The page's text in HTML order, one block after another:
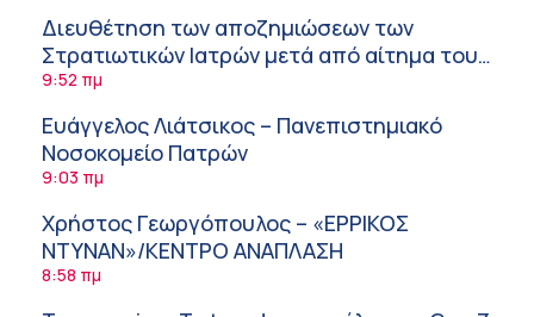
Διευθέτηση των αποζημιώσεων των
Στρατιωτικών Ιατρών μετά από αίτημα του
ΙΣΑ
9:52 πμ
Ευάγγελος Λιάτσικος – Πανεπιστημιακό
Νοσοκομείο Πατρών
9:03 πμ
Χρήστος Γεωργόπουλος – «ΕΡΡΙΚΟΣ
ΝΤΥΝΑΝ»/ΚΕΝΤΡΟ ΑΝΑΠΛΑΣΗ
8:58 πμ